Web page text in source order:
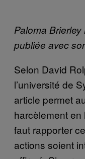
Paloma
publiée avec
Selon David
l’université de
article permet
harcèlement en
faut rapporter
actions soient